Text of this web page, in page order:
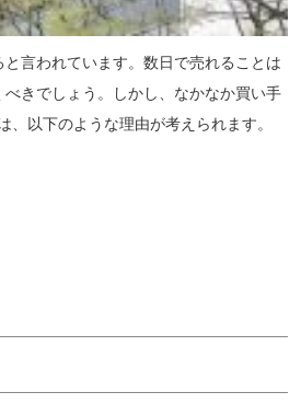
と言われています。数日で売れることは
きでしょう。しかし、なかなか買い手
以下のような理由が考えられます。